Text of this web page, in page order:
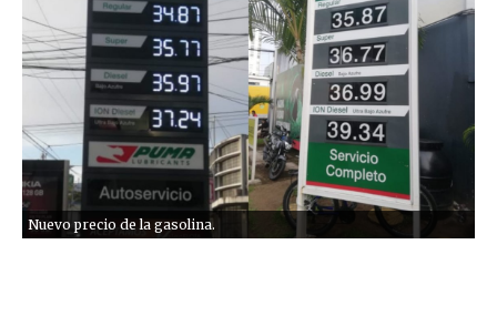
Nuevo precio de la gasolina.